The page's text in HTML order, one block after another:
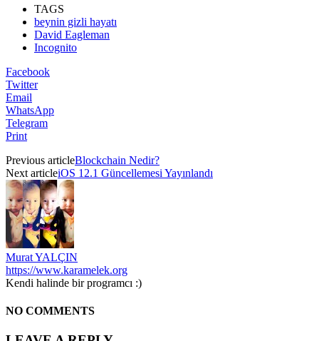
TAGS
beynin gizli hayatı
David Eagleman
Incognito
Facebook
Twitter
Email
WhatsApp
Telegram
Print
Previous articleBlockchain Nedir?
Next articleiOS 12.1 Güncellemesi Yayınlandı
Murat YALÇIN
https://www.karamelek.org
Kendi halinde bir programcı :)
NO COMMENTS